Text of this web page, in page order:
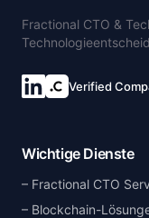
Fractional CTO &
Verified
Wichtige Dienste
Fractional CTO
Blockchain-